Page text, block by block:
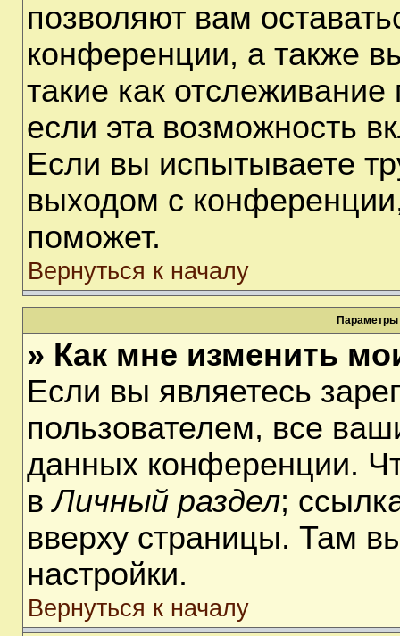
позволяют вам
конференции, а также
такие как
если эта возможность
Если вы испытываете
выходом с
поможет.
Вернуться к началу
Параметры
» Как мне изменить
Если вы являетесь
пользователем, все
данных конференции.
вЛичный раздел;
вверху страницы. Там
настройки.
Вернуться к началу